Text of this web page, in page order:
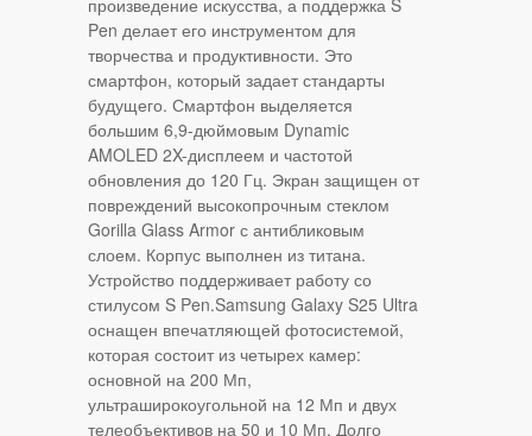
произведение искусства, а поддержка S
Pen делает его инструментом для
творчества и продуктивности. Это
смартфон, который задает стандарты
будущего. Смартфон выделяется
большим 6,9-дюймовым Dynamic
AMOLED 2X-дисплеем и частотой
обновления до 120 Гц. Экран защищен от
повреждений высокопрочным стеклом
Gorilla Glass Armor с антибликовым
слоем. Корпус выполнен из титана.
Устройство поддерживает работу со
стилусом S Pen.Samsung Galaxy S25 Ultra
оснащен впечатляющей фотосистемой,
которая состоит из четырех камер:
основной на 200 Мп,
ультраширокоугольной на 12 Мп и двух
телеобъективов на 50 и 10 Мп. Долго